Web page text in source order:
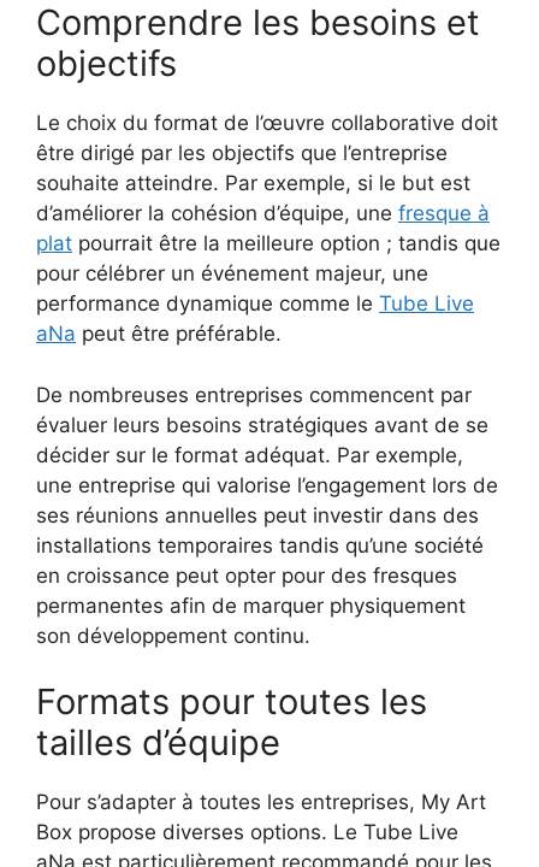
Comprendre les besoins et
objectifs
Le choix du format de l’œuvre collaborative doit
être dirigé par les objectifs que l’entreprise
souhaite atteindre. Par exemple, si le but est
d’améliorer la cohésion d’équipe, une fresque à
plat pourrait être la meilleure option ; tandis que
pour célébrer un événement majeur, une
performance dynamique comme le Tube Live
aNa peut être préférable.
De nombreuses entreprises commencent par
évaluer leurs besoins stratégiques avant de se
décider sur le format adéquat. Par exemple,
une entreprise qui valorise l’engagement lors de
ses réunions annuelles peut investir dans des
installations temporaires tandis qu’une société
en croissance peut opter pour des fresques
permanentes afin de marquer physiquement
son développement continu.
Formats pour toutes les
tailles d’équipe
Pour s’adapter à toutes les entreprises, My Art
Box propose diverses options. Le Tube Live